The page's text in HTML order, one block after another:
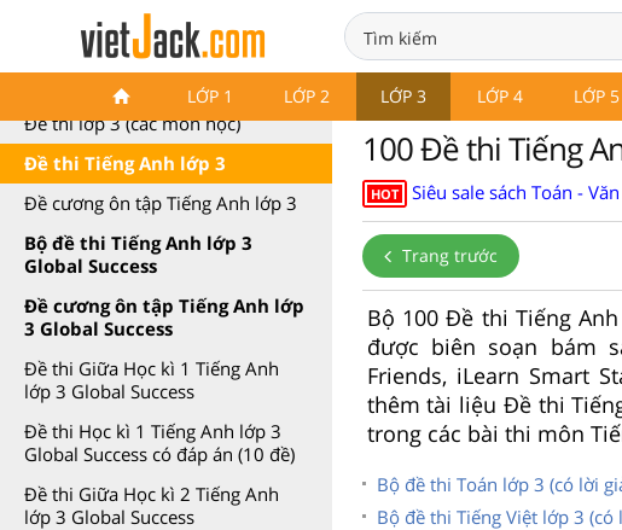
LỚP 1 LỚP 2 LỚP 3 LỚP 4 LỚP 5
Đề thi Tiếng Anh lớp 3
Đề thi lớp 3 (các môn học)
Đề thi Tiếng Anh lớp 3
Đề cương ôn tập Tiếng Anh lớp 3
Bộ đề thi Tiếng Anh lớp 3
Global Success
Đề cương ôn tập Tiếng Anh lớp
3 Global Success
Đề thi Giữa Học kì 1 Tiếng Anh
lớp 3 Global Success
Đề thi Học kì 1 Tiếng Anh lớp 3
Global Success có đáp án (10 đề)
Đề thi Giữa Học kì 2 Tiếng Anh
lớp 3 Global Success
100 Đề thi Tiếng
HOT Siêu sale sách Toán -
Trang trước
Bộ 100 Đề thi Tiếng
được biên soạn bám
Friends, iLearn Smart
thêm tài liệu Đề thi
trong các bài thi môn
Bộ đề thi Toán lớp 3 (có lời
Bộ đề thi Tiếng Việt lớp 3 (có